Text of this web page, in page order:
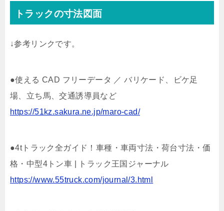
トラックの寸法図面
↓参考リンクです。
●使える CAD フリーデータ ／ バリケード、ビケ足
場、立ち馬、交通誘導員など
https://51kz.sakura.ne.jp/maro-cad/
●4tトラック全ガイド！車種・車両寸法・荷台寸法・価
格・中型4トン車 | トラック王国ジャーナル
https://www.55truck.com/journal/3.html